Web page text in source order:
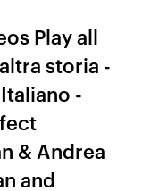
Play all
storia -
-
& Andrea
and